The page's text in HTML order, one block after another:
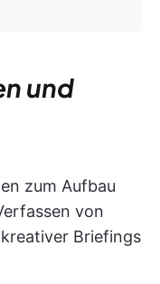
und
zum Aufbau
von
Briefings